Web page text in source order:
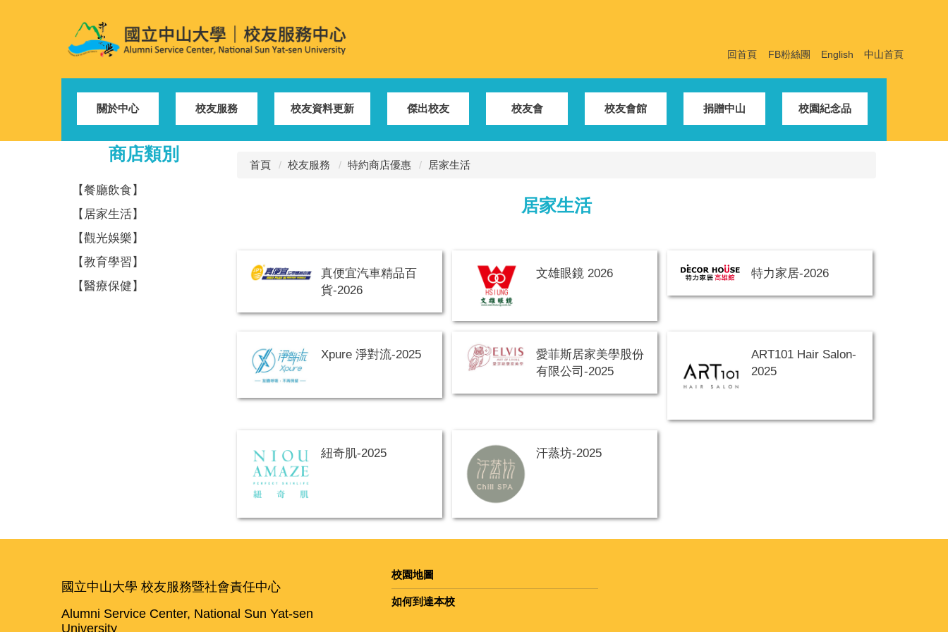
回首頁 FB粉絲團 English 中山首頁
關於中心 校友服務 校友資料更新 傑出校友 校友會 校友會館 捐贈中山 校園紀念品
商店類別
【餐廳飲食】
【居家生活】
【觀光娛樂】
【教育學習】
【醫療保健】
首頁 校友服務 特約商店優惠 居家生活
居家生活
真便宜汽車精品百
貨-2026
文雄眼鏡 2026 特力家居-2026
Xpure 淨對流-2025
愛菲斯居家美學股份
有限公司-2025
ART101 Hair Salon-
2025
紐奇肌-2025 汗蒸坊-2025
國立中山大學 校友服務暨社會責任中心
Alumni Service Center, National Sun Yat-sen
University
校園地圖
如何到達本校